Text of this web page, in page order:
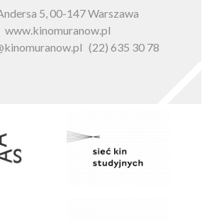
5, 00-147 Warszawa
www.kinomuranow.pl
(22) 635 30 78